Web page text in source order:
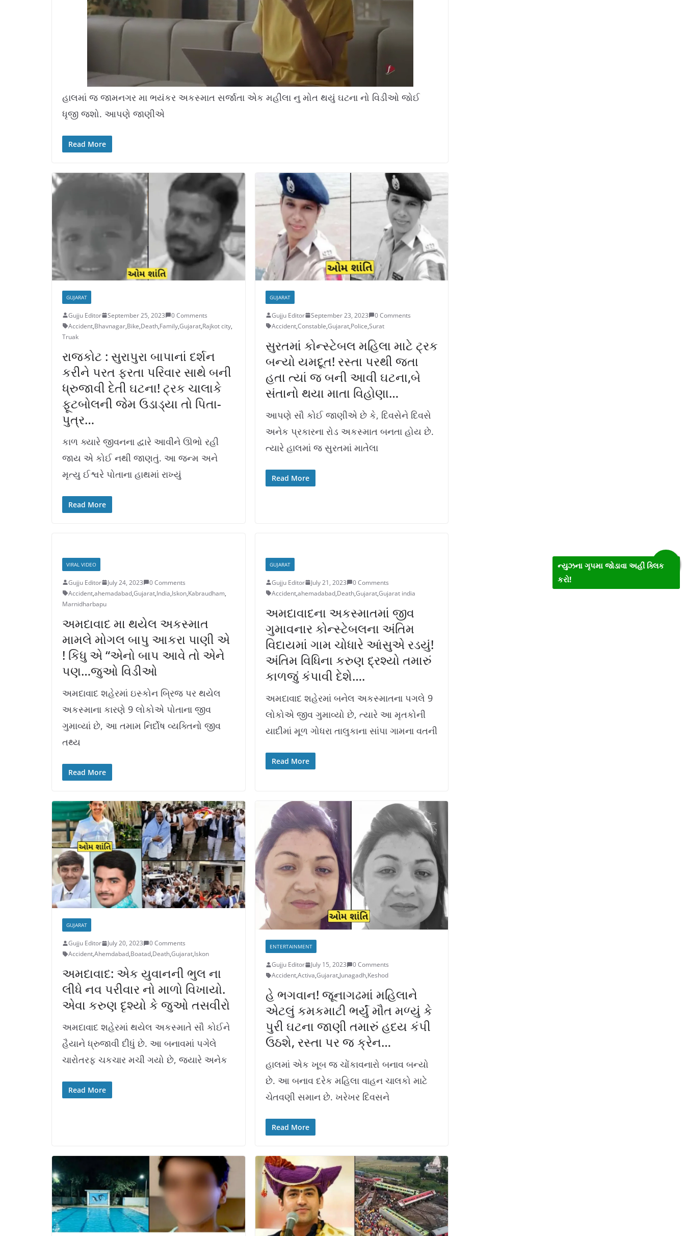
U
n
u
t
e
o
d
e
હાલમાં જ જામનગર મા ભયંકર અકસ્માત સર્જાતા એક મહીલા નુ મોત થયું ઘટના નો વિડીઓ જોઈ
ધૃજી જશો. આપણે જાણીએ
Read More
GUJARAT
Gujju Editor September 25, 2023
0 Comments
Accident,Bhavnagar,Bike,Death,Family,Gujarat,Rajkot city,
Truak
રાજકોટ : સુરાપુરા બાપાનાં દર્શન
કરીને પરત ફરતા પરિવાર સાથે બની
ધ્રુજાવી દેતી ઘટના! ટ્રક ચાલાકે
ફૂટબોલની જેમ ઉડાડ્યા તો પિતા-
પુત્ર…
કાળ ક્યારે જીવનના દ્વારે આવીને ઊભો રહી
જાય એ કોઈ નથી જાણતું. આ જન્મ અને
મૃત્યુ ઈશ્વરે પોતાના હાથમાં રાખ્યું
Read More
GUJARAT
Gujju Editor September 23, 2023
0 Comments
Accident,Constable,Gujarat,Police,Surat
સુરતમાં કોન્સ્ટેબલ મહિલા માટે ટ્રક
બન્યો યમદૂત! રસ્તા પરથી જતા
હતા ત્યાં જ બની આવી ઘટના,બે
સંતાનો થયા માતા વિહોણા…
આપણે સૌ કોઈ જાણીએ છે કે, દિવસેને દિવસે
અનેક પ્રકારના રોડ અકસ્માત બનતા હોય છે.
ત્યારે હાલમાં જ સુરતમાં માતેલા
Read More
VIRAL VIDEO
Gujju Editor July 24, 2023
0 Comments
Accident,ahemadabad,Gujarat,India,Iskon,Kabraudham,
Marnidharbapu
અમદાવાદ મા થયેલ અકસ્માત
મામલે મોગલ બાપુ આકરા પાણી એ
! કિધુ એ “એનો બાપ આવે તો એને
પણ…જુઓ વિડીઓ
અમદાવાદ શહેરમાં ઇસ્કોન બ્રિજ પર થયેલ
અકસ્માના કારણે 9 લોકોએ પોતાના જીવ
ગુમાવ્યાં છે, આ તમામ નિર્દોષ વ્યક્તિનો જીવ
તથ્ય
Read More
GUJARAT
Gujju Editor July 21, 2023
0 Comments
Accident,ahemadabad,Death,Gujarat,Gujarat india
અમદાવાદના અકસ્માતમાં જીવ
ગુમાવનાર કોન્સ્ટેબલના અંતિમ
વિદાયમાં ગામ ચોધારે આંસુએ રડયું!
અંતિમ વિધિના કરુણ દ્રશ્યો તમારું
કાળજું કંપાવી દેશે….
અમદાવાદ શહેરમાં બનેલ અકસ્માતના પગલે 9
લોકોએ જીવ ગુમાવ્યો છે, ત્યારે આ મૃતકોની
યાદીમાં મૂળ ગોધરા તાલુકાના સાંપા ગામના વતની
Read More
GUJARAT
Gujju Editor July 20, 2023
0 Comments
Accident,Ahemdabad,Boatad,Death,Gujarat,Iskon
અમદાવાદ: એક યુવાનની ભુલ ના
લીધે નવ પરીવાર નો માળો વિખાયો.
એવા કરુણ દૃશ્યો કે જુઓ તસવીરો
અમદાવાદ શહેરમાં થયેલ અકસ્માતે સૌ કોઈને
હૈયાને ધ્રુજાવી દીધું છે. આ બનાવમાં પગેલે
ચારોતરફ ચકચાર મચી ગયો છે, જ્યારે અનેક
Read More
ENTERTAINMENT
Gujju Editor July 15, 2023
0 Comments
Accident,Activa,Gujarat,Junagadh,Keshod
હે ભગવાન! જૂનાગઢમાં મહિલાને
એટલું કમકમાટી ભર્યું મૌત મળ્યું કે
પુરી ઘટના જાણી તમારું હદય કંપી
ઉઠશે, રસ્તા પર જ ક્રેન…
હાલમાં એક ખૂબ જ ચોંકાવનારો બનાવ બન્યો
છે. આ બનાવ દરેક મહિલા વાહન ચાલકો માટે
ચેતવણી સમાન છે. ખરેખર દિવસને
Read More
ન્યુઝના ગૃપમા જોડાવા અહીં ક્લિક
કરો!